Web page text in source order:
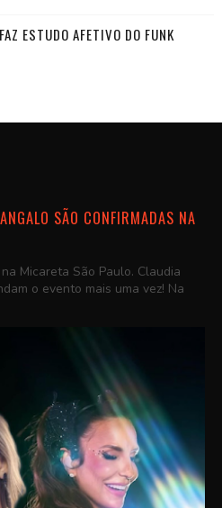
ESTUDO AFETIVO DO FUNK
SÃO CONFIRMADAS NA
Micareta São Paulo. Claudia
o evento mais uma vez! Na